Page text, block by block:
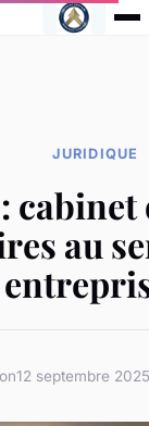
JURIDIQUE
cabinet
au
12 septembre 2025